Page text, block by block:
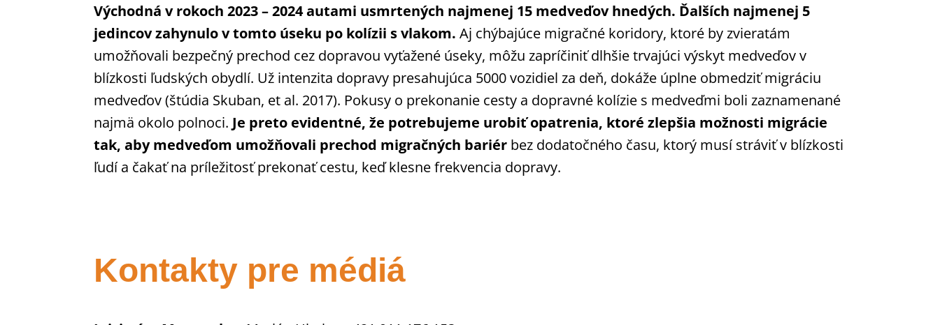
Východná v rokoch 2023 – 2024 autami usmrtených najmenej 15 medveďov hnedých. Ďalších najmenej 5
jedincov zahynulo v tomto úseku po kolízii s vlakom. Aj chýbajúce migračné koridory, ktoré by zvieratám
umožňovali bezpečný prechod cez dopravou vyťažené úseky, môžu zapríčiniť dlhšie trvajúci výskyt medveďov v
blízkosti ľudských obydlí. Už intenzita dopravy presahujúca 5000 vozidiel za deň, dokáže úplne obmedziť migráciu
medveďov (štúdia Skuban, et al. 2017). Pokusy o prekonanie cesty a dopravné kolízie s medveďmi boli zaznamenané
najmä okolo polnoci. Je preto evidentné, že potrebujeme urobiť opatrenia, ktoré zlepšia možnosti migrácie
tak, aby medveďom umožňovali prechod migračných bariér bez dodatočného času, ktorý musí stráviť v blízkosti
ľudí a čakať na príležitosť prekonať cestu, keď klesne frekvencia dopravy.
Kontakty pre médiá